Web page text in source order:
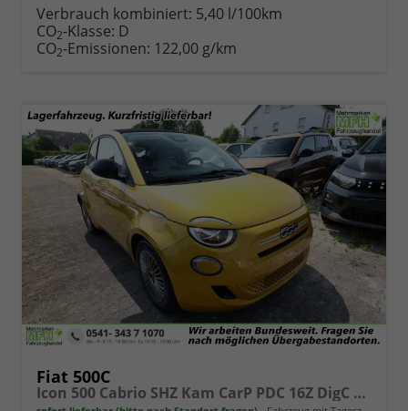
Verbrauch kombiniert: 5,40 l/100km
CO2-Klasse: D
CO2-Emissionen: 122,00 g/km
Fiat 500C
Icon 500 Cabrio SHZ Kam CarP PDC 16Z DigC Klimaa